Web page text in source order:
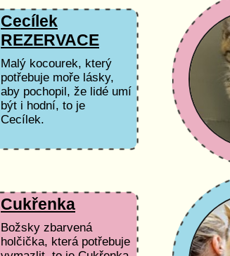
Cecílek
REZERVACE
Malý kocourek, který
potřebuje moře lásky,
aby pochopil, že lidé umí
být i hodní, to je
Cecílek.
Cukřenka
Božsky zbarvená
holčička, která potřebuje